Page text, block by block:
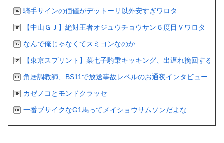
騎手サインの価値がデットーリ以外安すぎワロタ
【中山ＧＪ】絶対王者オジュウチョウサン６度目Ｖワロタ
なんで俺じゃなくてスミヨンなのか
【東京スプリント】菜七子騎乗キッキング、出遅れ挽回するも
角居調教師、BS11で放送事故レベルのお通夜インタビュー
カゼノコとモンドクラッセ
一番ブサイクなG1馬ってメイショウサムソンだよな